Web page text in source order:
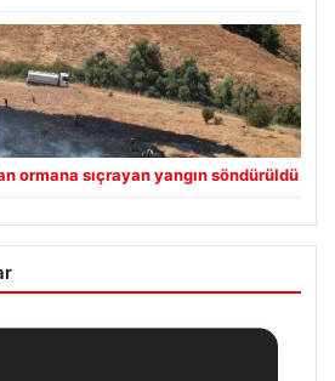
ormana sıçrayan yangın söndürüldü